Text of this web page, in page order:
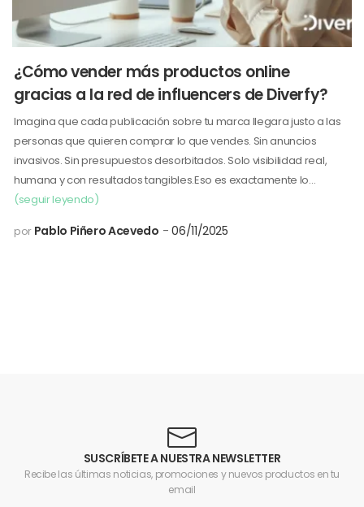
¿Cómo vender más productos online
gracias a la red de influencers de Diverfy?
Imagina que cada publicación sobre tu marca llegara justo a las
personas que quieren comprar lo que vendes. Sin anuncios
invasivos. Sin presupuestos desorbitados. Solo visibilidad real,
humana y con resultados tangibles.Eso es exactamente lo…
(seguir leyendo)
por Pablo Piñero Acevedo 06/11/2025
SUSCRÍBETE A NUESTRA NEWSLETTER
Recibe las últimas noticias, promociones y nuevos productos en tu
email